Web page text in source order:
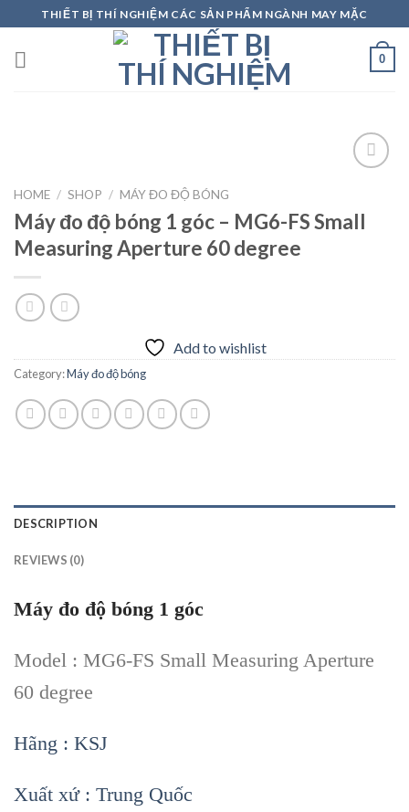
to
content
THIẾT BỊ THÍ NGHIỆM CÁC SẢN PHẨM NGÀNH MAY MẶC
0
Add to
wishlist
HOME / SHOP / MÁY ĐO ĐỘ BÓNG
Máy đo độ bóng 1 góc – MG6-FS Small
Measuring Aperture 60 degree
Add to wishlist
Category:Máy đo độ bóng
DESCRIPTION
REVIEWS (0)
Máy đo độ bóng 1 góc
Model : MG6-FS Small Measuring Aperture
60 degree
Hãng : KSJ
Xuất xứ : Trung Quốc